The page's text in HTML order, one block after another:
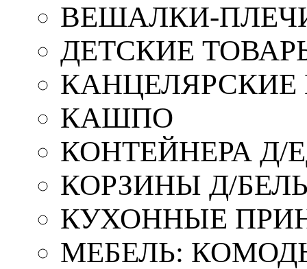
ВЕШАЛКИ-
ДЕТСКИЕ
КАШПО
КОНТЕЙНЕРА Д/
КОРЗИНЫ Д/
КУХОННЫЕ
МЕБЕЛЬ: